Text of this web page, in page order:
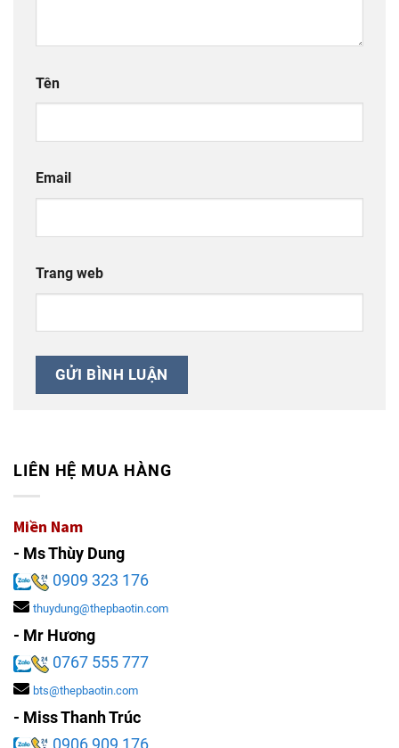
Tên
Email
Trang web
LIÊN HỆ MUA HÀNG
Miền Nam
- Ms Thùy Dung
0909 323 176
thuydung@thepbaotin.com
- Mr Hương
0767 555 777
bts@thepbaotin.com
- Miss Thanh Trúc
0906 909 176